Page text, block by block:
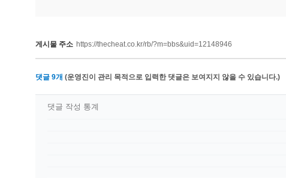
게시물 주소 https://thecheat.co.kr/rb/?m=bbs&uid=12148946
댓글 9개 (운영진이 관리 목적으로 입력한 댓글은 보여지지 않을 수 있습니다.)
댓글 작성 통계